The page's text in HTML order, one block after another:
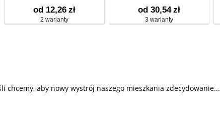
od 12,26 zł
2 warianty
od 30,54 zł
3 warianty
chcemy, aby nowy wystrój naszego mieszkania zdecydowanie...